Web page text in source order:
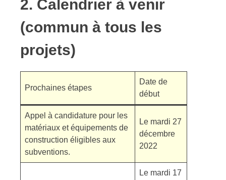
2. Calendrier à venir
(commun à tous les
projets)
Prochaines étapes
Date de
début
Appel à candidature pour les
matériaux et équipements de
construction éligibles aux
subventions.
Le mardi 27
décembre
2022
Le mardi 17